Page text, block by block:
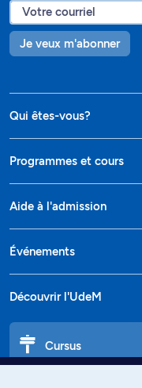
Je veux m'abonner
Qui êtes-vous?
Programmes et cours
Aide à l'admission
Événements
Découvrir l'UdeM
Cursus